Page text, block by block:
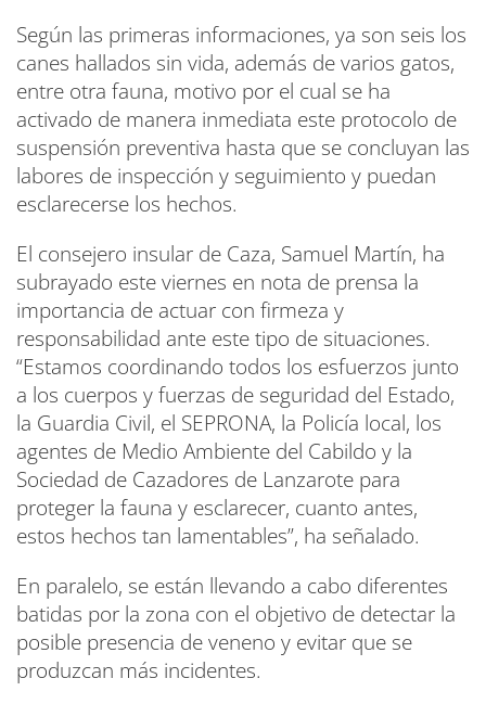
Según las primeras informaciones, ya son seis los
canes hallados sin vida, además de varios gatos,
entre otra fauna, motivo por el cual se ha
activado de manera inmediata este protocolo de
suspensión preventiva hasta que se concluyan las
labores de inspección y seguimiento y puedan
esclarecerse los hechos.
El consejero insular de Caza, Samuel Martín, ha
subrayado este viernes en nota de prensa la
importancia de actuar con firmeza y
responsabilidad ante este tipo de situaciones.
“Estamos coordinando todos los esfuerzos junto
a los cuerpos y fuerzas de seguridad del Estado,
la Guardia Civil, el SEPRONA, la Policía local, los
agentes de Medio Ambiente del Cabildo y la
Sociedad de Cazadores de Lanzarote para
proteger la fauna y esclarecer, cuanto antes,
estos hechos tan lamentables”, ha señalado.
En paralelo, se están llevando a cabo diferentes
batidas por la zona con el objetivo de detectar la
posible presencia de veneno y evitar que se
produzcan más incidentes.